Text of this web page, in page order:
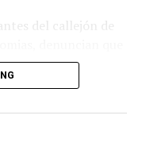
del callejón de
público. Afirman que
se ha convertido
los constantes